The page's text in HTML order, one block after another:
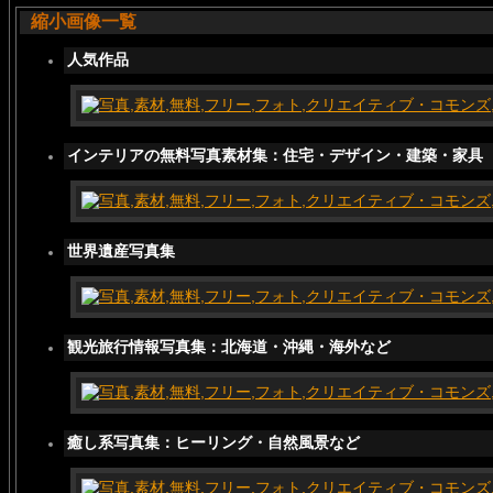
縮小画像一覧
人気作品
インテリアの無料写真素材集：住宅・デザイン・建築・家具
世界遺産写真集
観光旅行情報写真集：北海道・沖縄・海外など
癒し系写真集：ヒーリング・自然風景など